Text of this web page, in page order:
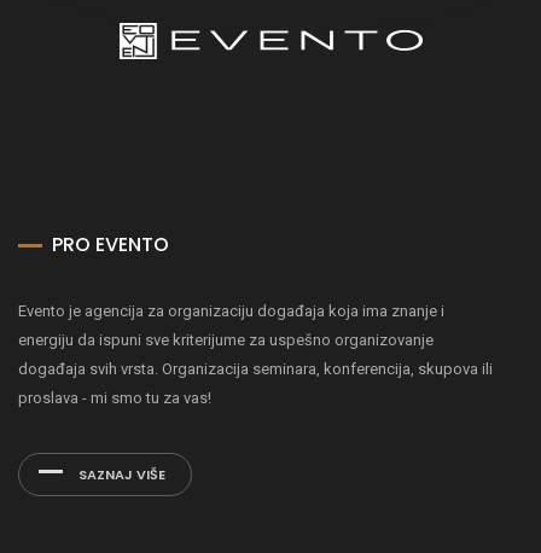
PRO EVENTO
Evento je agencija za organizaciju događaja koja ima znanje i
energiju da ispuni sve kriterijume za uspešno organizovanje
događaja svih vrsta. Organizacija seminara, konferencija, skupova ili
proslava - mi smo tu za vas!
SAZNAJ VIŠE